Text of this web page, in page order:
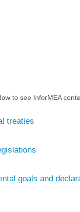
to see InforMEA
treaties
goals and